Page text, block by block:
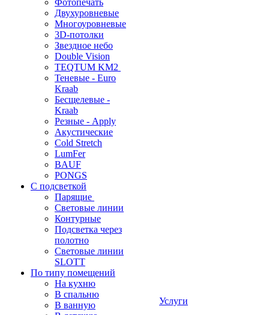
Фотопечать
Двухуровневые
Многоуровневые
3D-потолки
Звездное небо
Double Vision
TEQTUM KM2
Теневые - Euro
Kraab
Бесщелевые -
Kraab
Резные - Apply
Акустические
Cold Stretch
LumFer
BAUF
PONGS
С подсветкой
Парящие
Световые линии
Контурные
Подсветка через
полотно
Световые линии
SLOTT
По типу помещений
На кухню
В спальню
В ванную
Услуги